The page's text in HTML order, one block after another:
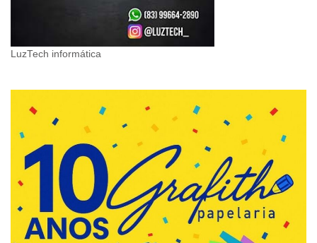
LuzTech informática